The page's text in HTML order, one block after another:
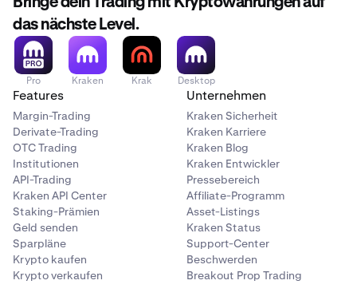
das nächste Level.
Pro Kraken Krak Desktop
Features
Margin-Trading
Derivate-Trading
OTC Trading
Institutionen
API-Trading
Kraken API Center
Staking-Prämien
Geld senden
Sparpläne
Krypto kaufen
Krypto verkaufen
Unternehmen
Kraken Sicherheit
Kraken Karriere
Kraken Blog
Kraken Entwickler
Pressebereich
Affiliate-Programm
Asset-Listings
Kraken Status
Support-Center
Beschwerden
Breakout Prop Trading